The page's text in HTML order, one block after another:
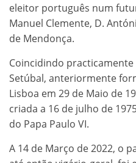
eleitor português num
Manuel Clemente, D.
de Mendonça.
Coincidindo
Setúbal, anteriormente
Lisboa em 29 de Maio de
criada a 16 de julho de
do Papa Paulo VI.
A 14 de Março de 2022, o